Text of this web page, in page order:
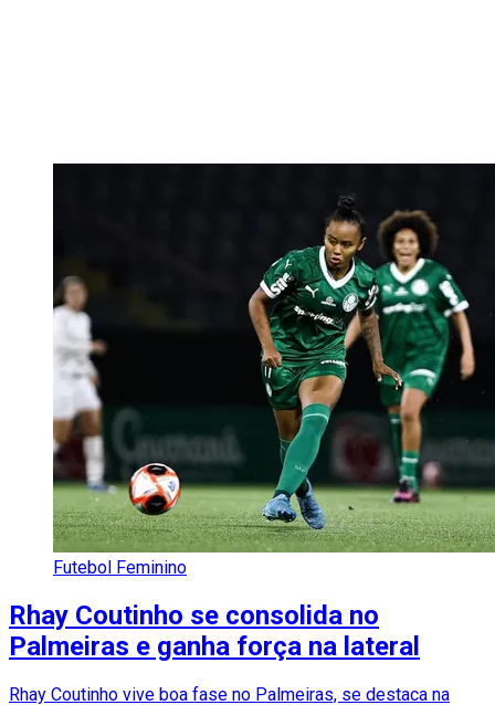
Futebol Feminino
Rhay Coutinho se consolida no
Palmeiras e ganha força na lateral
Rhay Coutinho vive boa fase no Palmeiras, se destaca na